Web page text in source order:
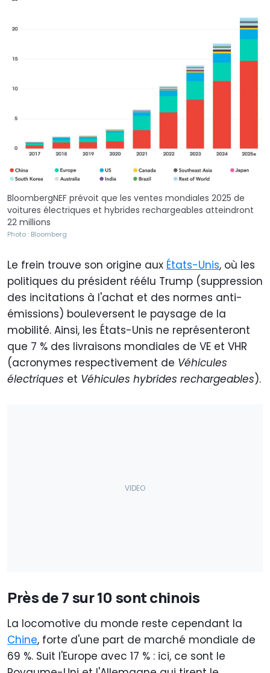
BloombergNEF prévoit que les ventes mondiales 2025 de
voitures électriques et hybrides rechargeables atteindront
22 millions
Photo : Bloomberg
Le frein trouve son origine aux États-Unis, où les
politiques du président réélu Trump (suppression
des incitations à l'achat et des normes anti-
émissions) bouleversent le paysage de la
mobilité. Ainsi, les États-Unis ne représenteront
que 7 % des livraisons mondiales de VE et VHR
(acronymes respectivement de Véhicules
électriques et Véhicules hybrides rechargeables).
Près de 7 sur 10 sont chinois
La locomotive du monde reste cependant la
Chine, forte d'une part de marché mondiale de
69 %. Suit l'Europe avec 17 % : ici, ce sont le